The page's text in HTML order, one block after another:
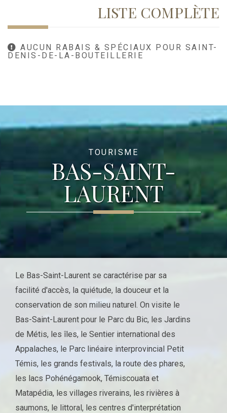
LISTE COMPLÈTE
AUCUN RABAIS & SPÉCIAUX POUR SAINT-
DENIS-DE-LA-BOUTEILLERIE
TOURISME
BAS-SAINT-
LAURENT
Le Bas-Saint-Laurent se caractérise par sa
facilité d'accès, la quiétude, la douceur et la
conservation de son milieu naturel. On visite le
Bas-Saint-Laurent pour le Parc du Bic, les Jardins
de Métis, les îles, le Sentier international des
Appalaches, le Parc linéaire interprovincial Petit
Témis, les grands festivals, la route des phares,
les lacs Pohénégamook, Témiscouata et
Matapédia, les villages riverains, les rivières à
saumons, le littoral, les centres d'interprétation